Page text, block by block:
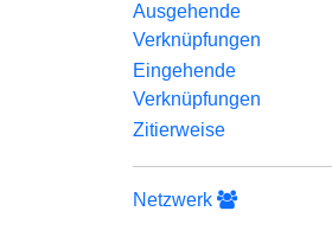
Ausgehende
Verknüpfungen
Eingehende
Verknüpfungen
Zitierweise
Netzwerk